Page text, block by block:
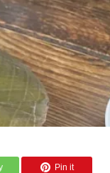
Pin it